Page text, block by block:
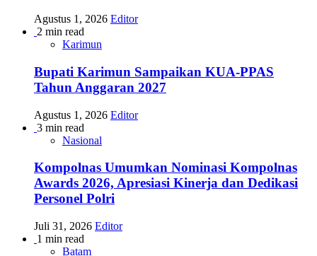
Agustus 1, 2026 Editor
2 min read
Karimun
Bupati Karimun Sampaikan KUA-PPAS
Tahun Anggaran 2027
Agustus 1, 2026 Editor
3 min read
Nasional
Kompolnas Umumkan Nominasi Kompolnas
Awards 2026, Apresiasi Kinerja dan Dedikasi
Personel Polri
Juli 31, 2026 Editor
1 min read
Batam